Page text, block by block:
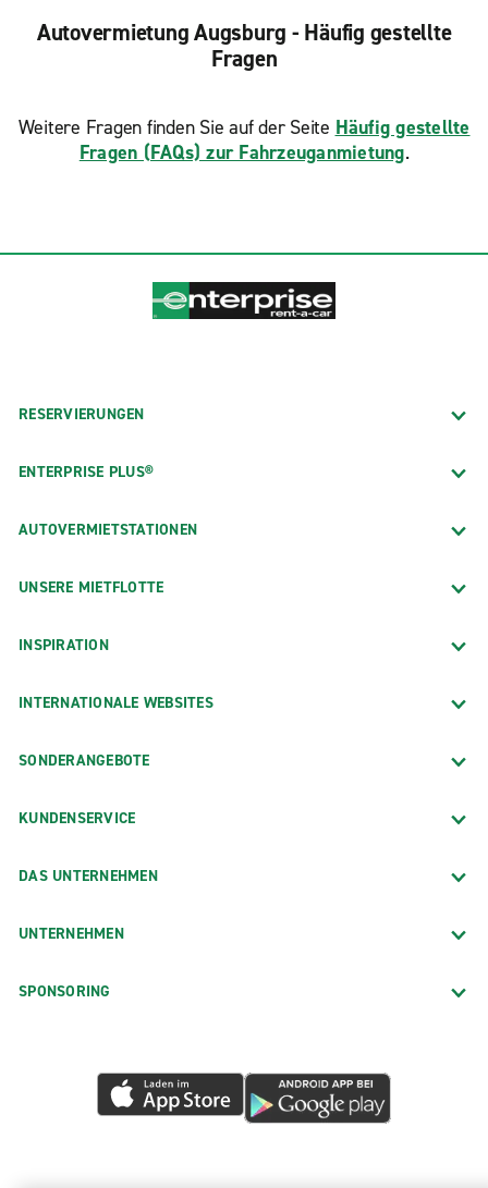
Autovermietung Augsburg - Häufig gestellte
Fragen
Weitere Fragen finden Sie auf der Seite Häufig gestellte
Fragen (FAQs) zur Fahrzeuganmietung.
RESERVIERUNGEN
ENTERPRISE PLUS®
AUTOVERMIETSTATIONEN
UNSERE MIETFLOTTE
INSPIRATION
INTERNATIONALE WEBSITES
SONDERANGEBOTE
KUNDENSERVICE
DAS UNTERNEHMEN
UNTERNEHMEN
SPONSORING